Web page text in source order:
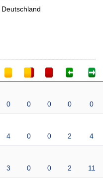
Deutschland
0 0 0 0 0
4 0 0 2 4
3 0 0 2 11